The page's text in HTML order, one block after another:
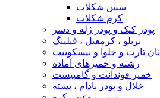
سس شکلات
کرم شکلات
پودر کیک و پودر ژله و دسر
بریلو ، کرمفیل ، فیلینگ
نان تارت و حلوا و بیسکوییت
رشته و خمیرهای آماده
خمیر فوندانت و گامپیست
خلال و پودر بادام ، پسته